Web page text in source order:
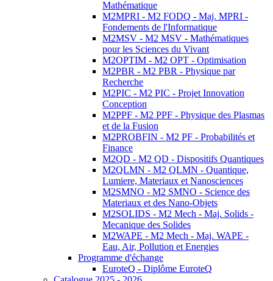
Mathématique
M2MPRI - M2 FODQ - Maj. MPRI -
Fondements de l'Informatique
M2MSV - M2 MSV - Mathématiques
pour les Sciences du Vivant
M2OPTIM - M2 OPT - Optimisation
M2PBR - M2 PBR - Physique par
Recherche
M2PIC - M2 PIC - Projet Innovation
Conception
M2PPF - M2 PPF - Physique des Plasmas
et de la Fusion
M2PROBFIN - M2 PF - Probabilités et
Finance
M2QD - M2 QD - Dispositifs Quantiques
M2QLMN - M2 QLMN - Quantique,
Lumiere, Materiaux et Nanosciences
M2SMNO - M2 SMNO - Science des
Materiaux et des Nano-Objets
M2SOLIDS - M2 Mech - Maj. Solids -
Mecanique des Solides
M2WAPE - M2 Mech - Maj. WAPE -
Eau, Air, Pollution et Energies
Programme d'échange
EuroteQ - Diplôme EuroteQ